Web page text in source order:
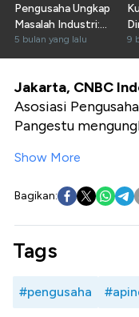
Pengusaha Ungkap
Masalah Industri:
Biaya Logistik-Gas
Mahal
5 bulan yang lalu 9
Jakarta, CNBC
Asosiasi
Pangestu
Show More
Bagikan:
Tags
#pengusaha